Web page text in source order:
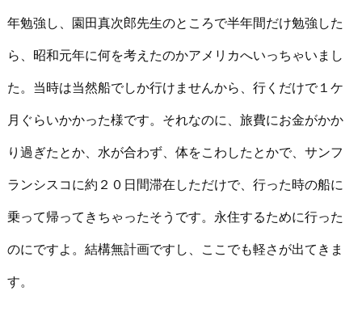
年勉強し、園田真次郎先生のところで半年間だけ勉強した
ら、昭和元年に何を考えたのかアメリカへいっちゃいまし
た。当時は当然船でしか行けませんから、行くだけで１ケ
月ぐらいかかった様です。それなのに、旅費にお金がかか
り過ぎたとか、水が合わず、体をこわしたとかで、サンフ
ランシスコに約２０日間滞在しただけで、行った時の船に
乗って帰ってきちゃったそうです。永住するために行った
のにですよ。結構無計画ですし、ここでも軽さが出てきま
す。